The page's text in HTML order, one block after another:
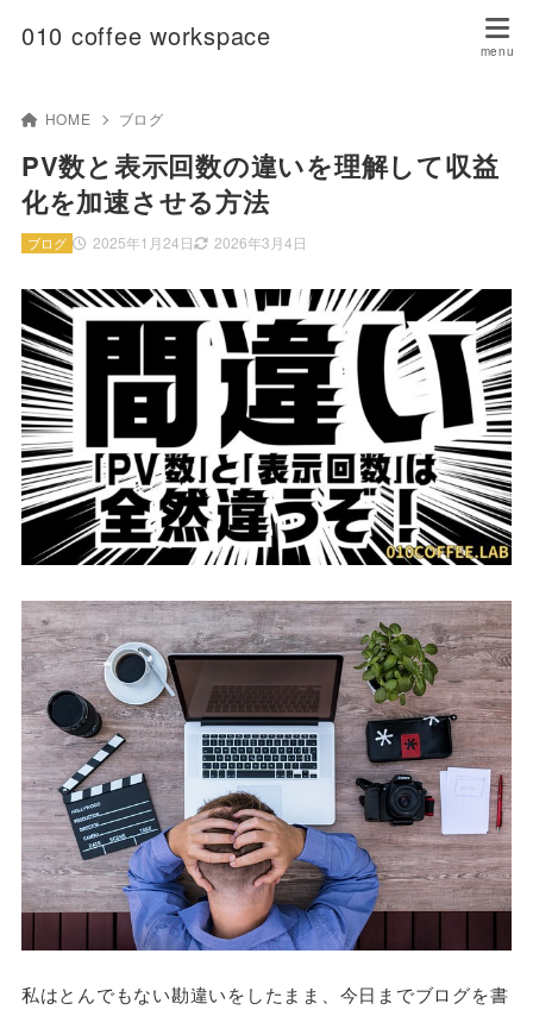
010 coffee workspace
HOME ブログ
PV数と表示回数の違いを理解して収益
化を加速させる方法
2025年1月24日 2026年3月4日
ブログ
私はとんでもない勘違いをしたまま、今日までブログを書